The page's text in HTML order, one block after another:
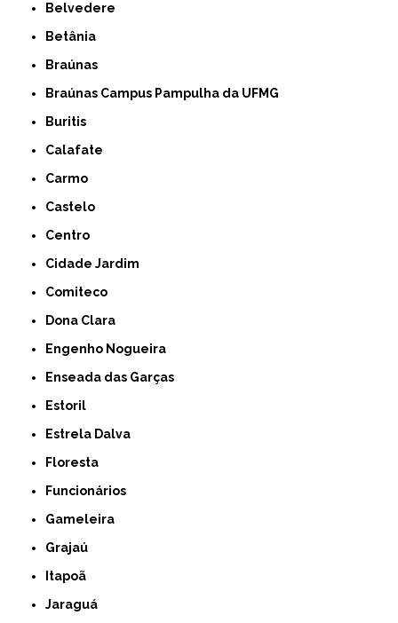
Belvedere
Betânia
Braúnas
Braúnas Campus Pampulha da UFMG
Buritis
Calafate
Carmo
Castelo
Centro
Cidade Jardim
Comiteco
Dona Clara
Engenho Nogueira
Enseada das Garças
Estoril
Estrela Dalva
Floresta
Funcionários
Gameleira
Grajaú
Itapoã
Jaraguá